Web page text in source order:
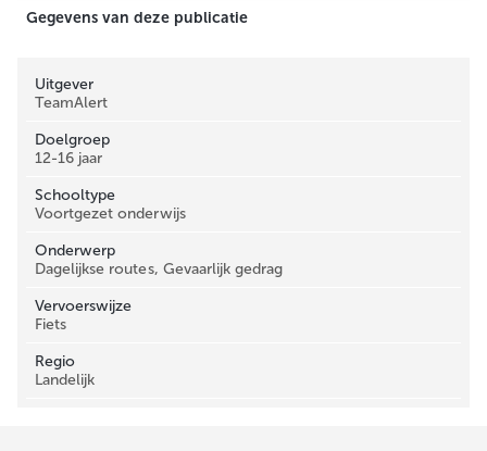
Gegevens van deze publicatie
Uitgever
TeamAlert
Doelgroep
12-16 jaar
Schooltype
Voortgezet onderwijs
Onderwerp
Dagelijkse routes, Gevaarlijk gedrag
Vervoerswijze
Fiets
Regio
Landelijk